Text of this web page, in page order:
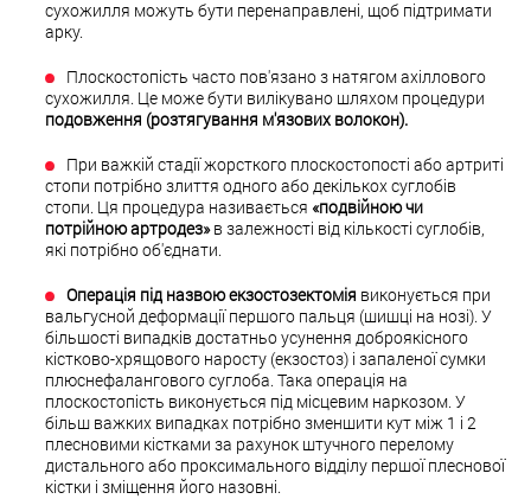
сухожилля можуть бути перенаправлені, щоб підтримати
арку.
Плоскостопість часто пов'язано з натягом ахіллового
сухожилля. Це може бути вилікувано шляхом процедури
подовження (розтягування м'язових волокон).
При важкій стадії жорсткого плоскостопості або артриті
стопи потрібно злиття одного або декількох суглобів
стопи. Ця процедура називається «подвійною чи
потрійною артродез»в залежності від кількості суглобів,
які потрібно об'єднати.
Операція під назвою екзостозектомія виконується при
вальгусной деформації першого пальця (шишці на нозі). У
більшості випадків достатньо усунення доброякісного
кістково-хрящового наросту (екзостоз) і запаленої сумки
плюснефалангового суглоба. Така операція на
плоскостопість виконується під місцевим наркозом. У
більш важких випадках потрібно зменшити кут між 1 і 2
плесновими кістками за рахунок штучного перелому
дистального або проксимального відділу першої плеснової
кістки і зміщення його назовні.